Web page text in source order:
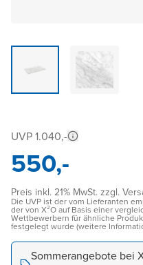
UVP 1.040,-
550,-
Preis inkl. 21% MwSt. zzgl.
Die UVP ist der vom Lieferanten
der von X²O auf Basis einer
Wettbewerbern für ähnliche
festgelegt wurde (weitere
Sommerangebote bei